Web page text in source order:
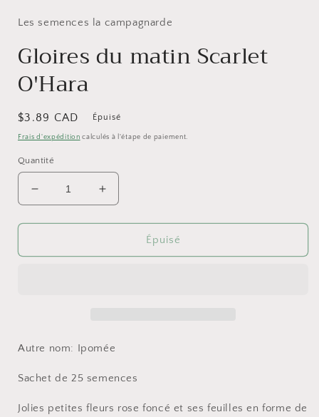
1
fenêtre
modale
Les semences la campagnarde
Gloires du matin Scarlet
O'Hara
Prix
habituel
$3.89 CAD Épuisé
Frais d'expédition calculés à l'étape de paiement.
Quantité
Réduire
la
quantité
Gloires
Augmenter
la
quantité
Gloires
Épuisé
Autre nom: Ipomée
Sachet de 25 semences
Jolies petites fleurs rose foncé et ses feuilles en forme de